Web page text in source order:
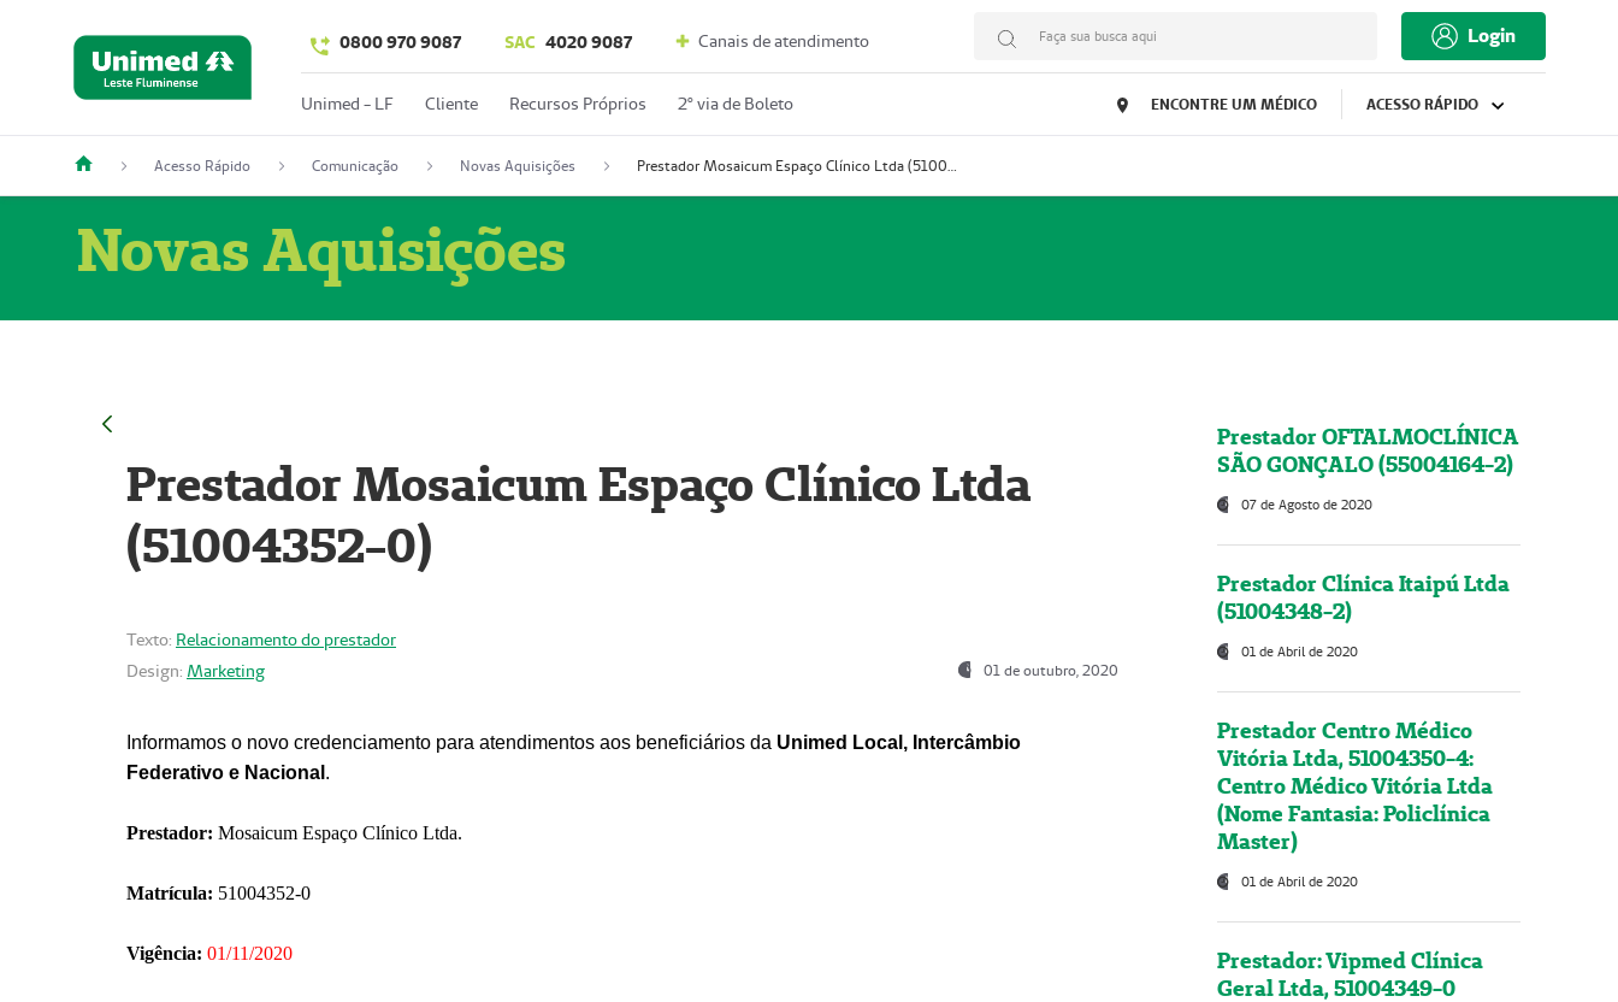
0800 970 9087 SAC 4020 9087 Canais de atendimento Faça sua busca aqui Login
Unimed - LF Cliente Recursos Próprios 2º via de Boleto ENCONTRE UM MÉDICO ACESSO RÁPIDO
Acesso Rápido Comunicação Novas Aquisições Prestador Mosaicum Espaço Clínico Ltda (51004352-0)
Novas Aquisições
Prestador Mosaicum Espaço Clínico Ltda
(51004352-0)
Texto: Relacionamento do prestador
Design: Marketing 01 de outubro, 2020
Informamos o novo credenciamento para atendimentos aos beneficiários da Unimed Local, Intercâmbio
Federativo e Nacional .
Prestador: Mosaicum Espaço Clínico Ltda.
Matrícula: 51004352-0
Vigência: 01/11/2020
Prestador OFTALMOCLÍNICA
SÃO GONÇALO (55004164-2)
07 de Agosto de 2020
Prestador Clínica Itaipú Ltda
(51004348-2)
01 de Abril de 2020
Prestador Centro Médico
Vitória Ltda, 51004350-4:
Centro Médico Vitória Ltda
(Nome Fantasia: Policlínica
Master)
01 de Abril de 2020
Prestador: Vipmed Clínica
Geral Ltda, 51004349-0